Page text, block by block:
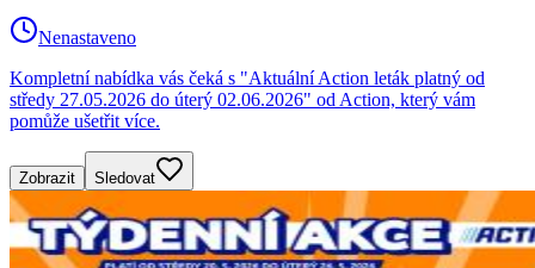
Nenastaveno
Kompletní nabídka vás čeká s "Aktuální Action leták platný od
středy 27.05.2026 do úterý 02.06.2026" od Action, který vám
pomůže ušetřit více.
Zobrazit Sledovat